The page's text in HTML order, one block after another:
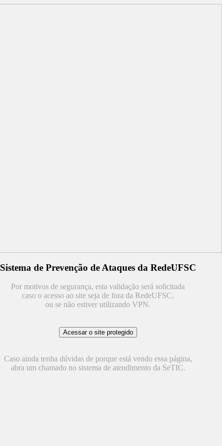
Sistema de Prevenção de Ataques da RedeUFSC
Por motivos de segurança, esta validação será solicitada
caso o acesso ao site seja de fora da RedeUFSC,
ou se não estiver utilizando VPN.
Caso ainda tenha dúvidas de porque está vendo essa página,
abra um chamado no sistema de atendimento da SeTIC.